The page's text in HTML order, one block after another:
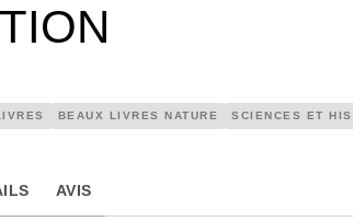
BEAUX LIVRES NATURE SCIENCES ET
AVIS